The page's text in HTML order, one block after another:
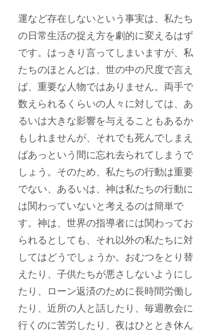
運など存在しないという事実は、私たち
の日常生活の捉え方を劇的に変えるはず
です。はっきり言ってしまいますが、私
たちのほとんどは、世の中の尺度で言え
ば、重要な人物ではありません。両手で
数えられるくらいの人々に対しては、あ
るいは大きな影響を与えることもあるか
もしれませんが、それでも死んでしまえ
ばあっという間に忘れ去られてしまうで
しょう。そのため、私たちの行動は重要
でない、あるいは、神は私たちの行動に
は関わっていないと考えるのは簡単で
す。神は、世界の指導者には関わってお
られるとしても、それ以外の私たちに対
してはどうでしょうか。おむつをとり替
えたり、子供たちが悪さしないようにし
たり、ローン返済のために長時間労働し
たり、近所の人と話したり、毎週教会に
行くのに苦労したり、夜はひととき休ん